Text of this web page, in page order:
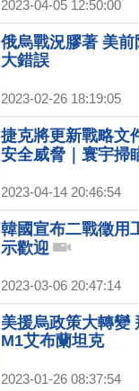
2023-04-05 12:50:00
俄烏戰況膠著 美
大錯誤
2023-02-26 18:19:05
捷克將更新戰略文
安全威脅｜寰宇掃
2023-04-14 20:46:54
韓國宣布二戰徵用
示歡迎
2023-03-06 20:47:14
美援烏政策大轉變
M1艾布蘭坦克
2023-01-26 08:37:54